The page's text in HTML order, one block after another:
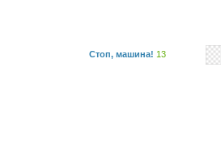
Стоп, машина! 13